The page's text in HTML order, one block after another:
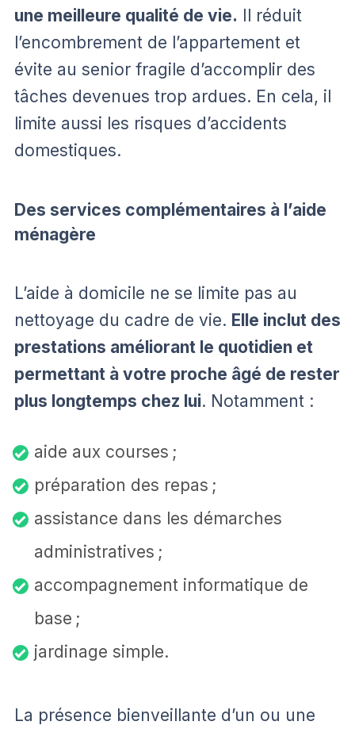
une meilleure qualité de vie. Il réduit
l’encombrement de l’appartement et
évite au senior fragile d’accomplir des
tâches devenues trop ardues. En cela, il
limite aussi les risques d’accidents
domestiques.
Des services complémentaires à l’aide
ménagère
L’aide à domicile ne se limite pas au
nettoyage du cadre de vie. Elle inclut des
prestations améliorant le quotidien et
permettant à votre proche âgé de rester
plus longtemps chez lui. Notamment :
aide aux courses ;
préparation des repas ;
assistance dans les démarches
administratives ;
accompagnement informatique de
base ;
jardinage simple.
La présence bienveillante d’un ou une